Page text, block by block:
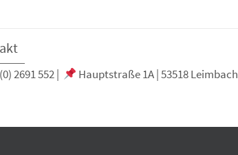
2691 552 | Hauptstraße 1A | 53518 Leimbach